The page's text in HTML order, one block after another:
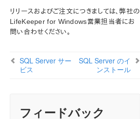
PDFでダウンロード
リリースおよびご注文につきましては、弊社の
LifeKeeper for Windows営業担当者にお
問い合わせください。
SQL Server サー
ビス
SQL Server のイ
ンストール
フィードバック